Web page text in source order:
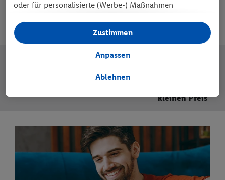
Sicheres
kleinen Preis
oder für personalisierte (Werbe-) Maßnahmen
außerhalb der EU ohne angemessenes Schutzniveau
ein. Unter „Ablehnen“ können Sie nur den Einsatz
notwendiger Techniken zulassen. Unter „Anpassen“
Weitere Informationen, auch zu Ihrem jederzeitigen
. Unser Impressum finden Sie
Ablehnen
Anpassen
Zustimmen